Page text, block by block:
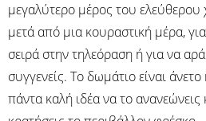
μεγαλύτερο μέρος του
μετά από μια κουραστική μέρα,
σειρά στην τηλεόραση ή για να
συγγενείς. Το δωμάτιο είναι άνετο
πάντα καλή ιδέα να το ανανεώνεις